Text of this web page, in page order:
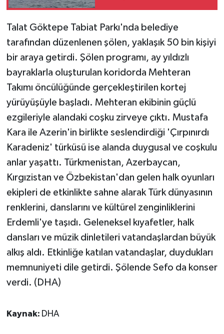
Talat Göktepe Tabiat Parkı'nda belediye
tarafından düzenlenen şölen, yaklaşık 50 bin kişiyi
bir araya getirdi. Şölen programı, ay yıldızlı
bayraklarla oluşturulan koridorda Mehteran
Takımı öncülüğünde gerçekleştirilen kortej
yürüyüşüyle başladı. Mehteran ekibinin güçlü
ezgileriyle alandaki coşku zirveye çıktı. Mustafa
Kara ile Azerin'in birlikte seslendirdiği 'Çırpınırdı
Karadeniz' türküsü ise alanda duygusal ve coşkulu
anlar yaşattı. Türkmenistan, Azerbaycan,
Kırgızistan ve Özbekistan'dan gelen halk oyunları
ekipleri de etkinlikte sahne alarak Türk dünyasının
renklerini, danslarını ve kültürel zenginliklerini
Erdemli'ye taşıdı. Geleneksel kıyafetler, halk
dansları ve müzik dinletileri vatandaşlardan büyük
alkış aldı. Etkinliğe katılan vatandaşlar, duydukları
memnuniyeti dile getirdi. Şölende Sefo da konser
verdi. (DHA)
Kaynak: DHA